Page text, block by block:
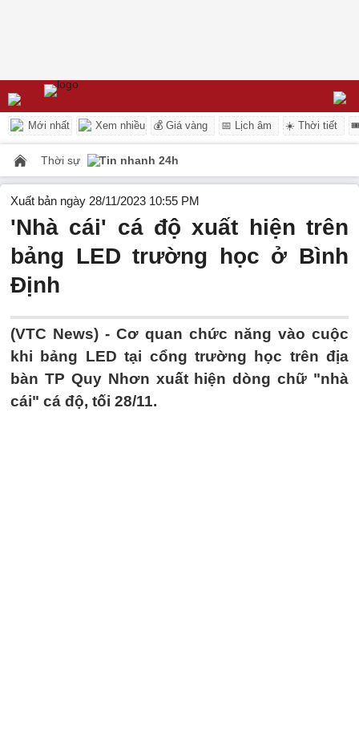
Mới nhất Xem nhiều 💰 Giá vàng 📅 Lịch âm ☀️ Thời tiết
Thời sự Tin nhanh 24h
Xuất bản ngày 28/11/2023 10:55 PM
'Nhà cái' cá độ xuất hiện trên
bảng LED trường học ở Bình
Định
(VTC News) - Cơ quan chức năng vào cuộc
khi bảng LED tại cổng trường học trên địa
bàn TP Quy Nhơn xuất hiện dòng chữ "nhà
cái" cá độ, tối 28/11.